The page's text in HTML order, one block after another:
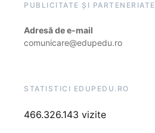
PUBLICITATE ȘI PARTENERIATE
Adresă de e-mail
comunicare@edupedu.ro
STATISTICI EDUPEDU.RO
466.326.143 vizite